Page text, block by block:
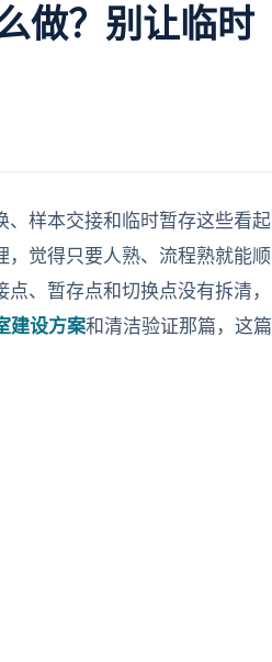
做？别让临时
、样本交接和临时暂存这些看起
觉得只要人熟、流程熟就能顺
、暂存点和切换点没有拆清，
建设方案和清洁验证那篇，这篇